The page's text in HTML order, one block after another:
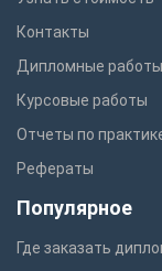
Контакты
Дипломные работы
Курсовые работы
Отчеты по
Рефераты
Популярное
Где заказать